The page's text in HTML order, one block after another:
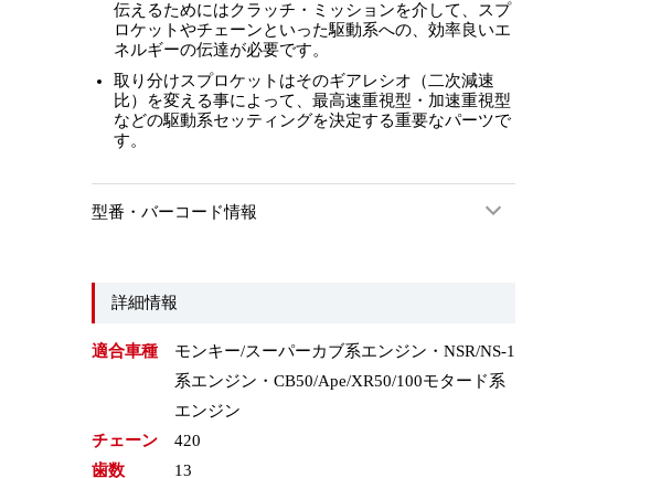
伝えるためにはクラッチ・ミッションを介して、スプ
ロケットやチェーンといった駆動系への、効率良いエ
ネルギーの伝達が必要です。
取り分けスプロケットはそのギアレシオ（二次減速
比）を変える事によって、最高速重視型・加速重視型
などの駆動系セッティングを決定する重要なパーツで
す。
型番・バーコード情報
詳細情報
適合車種
モンキー/スーパーカブ系エンジン・NSR/NS-1
系エンジン・CB50/Ape/XR50/100モタード系
エンジン
チェーン
420
歯数
13